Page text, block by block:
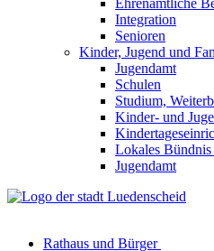
Ehrenamtliche
Integration
Senioren
Kinder, Jugend und
Jugendamt
Schulen
Studium,
Kinder- und
Lokales
Jugendamt
Rathaus und Bürger